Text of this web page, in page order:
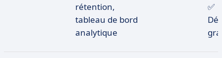
rétention,
tableau de bord
analytique
✅